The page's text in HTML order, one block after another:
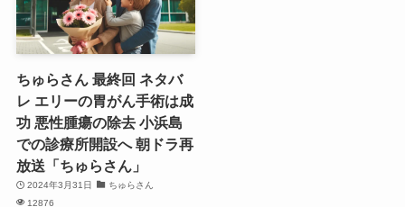
ちゅらさん 最終回 ネタバ
レ エリーの胃がん手術は成
功 悪性腫瘍の除去 小浜島
での診療所開設へ 朝ドラ再
放送「ちゅらさん」
2024年3月31日
ちゅらさん
12876